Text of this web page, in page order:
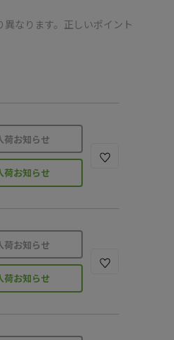
なります。正しいポイント
荷お知らせ
荷お知らせ
荷お知らせ
荷お知らせ